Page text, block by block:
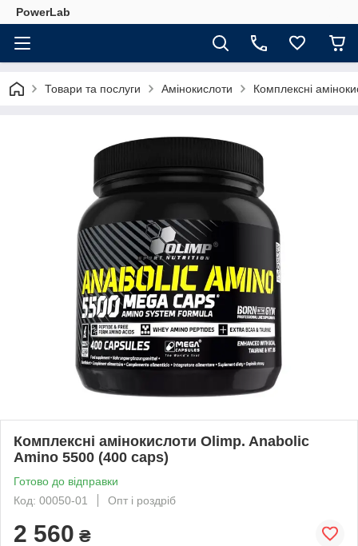
PowerLab
Товари та послуги Амінокислоти Комплексні
Комплексні амінокислоти Olimp. Anabolic
Amino 5500 (400 caps)
Готово до відправки
Код: 00050-01
Опт і роздріб
2 560 ₴